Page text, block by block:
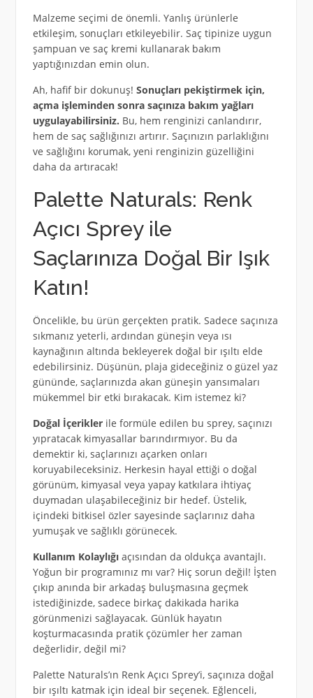
Malzeme seçimi de önemli. Yanlış ürünlerle
etkileşim, sonuçları etkileyebilir. Saç tipinize uygun
şampuan ve saç kremi kullanarak bakım
yaptığınızdan emin olun.
Ah, hafif bir dokunuş! Sonuçları pekiştirmek için,
açma işleminden sonra saçınıza bakım yağları
uygulayabilirsiniz. Bu, hem renginizi canlandırır,
hem de saç sağlığınızı artırır. Saçınızın parlaklığını
ve sağlığını korumak, yeni renginizin güzelliğini
daha da artıracak!
Palette Naturals: Renk
Açıcı Sprey ile
Saçlarınıza Doğal Bir Işık
Katın!
Öncelikle, bu ürün gerçekten pratik. Sadece saçınıza
sıkmanız yeterli, ardından güneşin veya ısı
kaynağının altında bekleyerek doğal bir ışıltı elde
edebilirsiniz. Düşünün, plaja gideceğiniz o güzel yaz
gününde, saçlarınızda akan güneşin yansımaları
mükemmel bir etki bırakacak. Kim istemez ki?
Doğal İçeriklerile formüle edilen bu sprey, saçınızı
yıpratacak kimyasallar barındırmıyor. Bu da
demektir ki, saçlarınızı açarken onları
koruyabileceksiniz. Herkesin hayal ettiği o doğal
görünüm, kimyasal veya yapay katkılara ihtiyaç
duymadan ulaşabileceğiniz bir hedef. Üstelik,
içindeki bitkisel özler sayesinde saçlarınız daha
yumuşak ve sağlıklı görünecek.
Kullanım Kolaylığıaçısından da oldukça avantajlı.
Yoğun bir programınız mı var? Hiç sorun değil! İşten
çıkıp anında bir arkadaş buluşmasına geçmek
istediğinizde, sadece birkaç dakikada harika
görünmenizi sağlayacak. Günlük hayatın
koşturmacasında pratik çözümler her zaman
değerlidir, değil mi?
Palette Naturals’ın Renk Açıcı Sprey’i, saçınıza doğal
bir ışıltı katmak için ideal bir seçenek. Eğlenceli,